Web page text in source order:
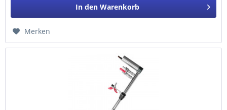
In den Warenkorb
Merken